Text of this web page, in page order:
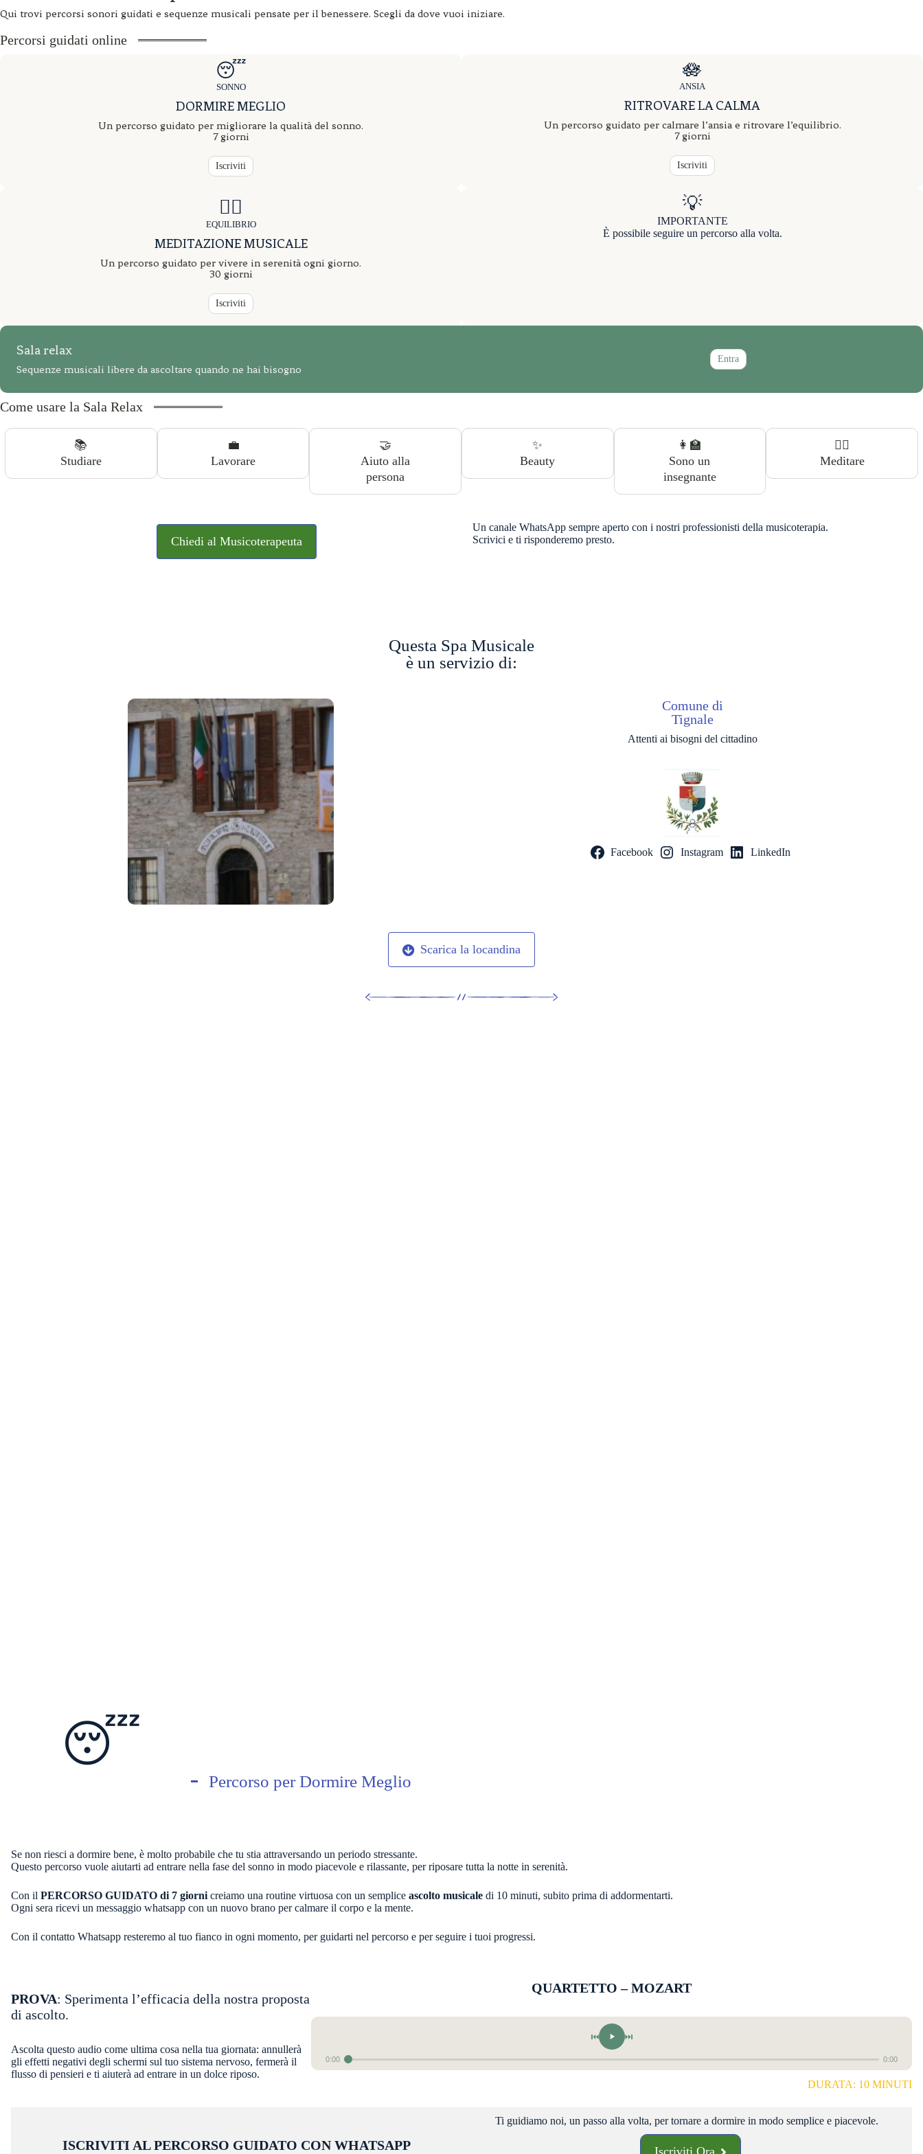
Qui trovi percorsi sonori guidati e sequenze musicali pensate per il benessere. Scegli da dove vuoi iniziare.
Percorsi guidati online
😴
SONNO
DORMIRE MEGLIO
Un percorso guidato per migliorare la qualità del sonno.
7 giorni
Iscriviti
🪷
ANSIA
RITROVARE LA CALMA
Un percorso guidato per calmare l’ansia e ritrovare l’equilibrio.
7 giorni
Iscriviti
🧘‍♀️
EQUILIBRIO
MEDITAZIONE MUSICALE
Un percorso guidato per vivere in serenità ogni giorno.
30 giorni
Iscriviti
💡
IMPORTANTE
È possibile seguire un percorso alla volta.
Sala relax
Sequenze musicali libere da ascoltare quando ne hai bisogno
Entra
Come usare la Sala Relax
📚
Studiare
💼
Lavorare
🤝
Aiuto alla
persona
✨
Beauty
👩‍🏫
Sono un
insegnante
🧘‍♀️
Meditare
Chiedi al Musicoterapeuta
Un canale WhatsApp sempre aperto con i nostri professionisti della musicoterapia.
Scrivici e ti risponderemo presto.
Questa Spa Musicale
è un servizio di:
Comune di
Tignale
Attenti ai bisogni del cittadino
Facebook Instagram LinkedIn
Scarica la locandina
😴
Percorso per Dormire Meglio
Se non riesci a dormire bene, è molto probabile che tu stia attraversando un periodo stressante.
Questo percorso vuole aiutarti ad entrare nella fase del sonno in modo piacevole e rilassante, per riposare tutta la notte in serenità.
Con il PERCORSO GUIDATO di 7 giorni creiamo una routine virtuosa con un semplice ascolto musicale di 10 minuti, subito prima di addormentarti.
Ogni sera ricevi un messaggio whatsapp con un nuovo brano per calmare il corpo e la mente.
Con il contatto Whatsapp resteremo al tuo fianco in ogni momento, per guidarti nel percorso e per seguire i tuoi progressi.
PROVA: Sperimenta l’efficacia della nostra proposta
di ascolto.
Ascolta questo audio come ultima cosa nella tua giornata: annullerà
gli effetti negativi degli schermi sul tuo sistema nervoso, fermerà il
flusso di pensieri e ti aiuterà ad entrare in un dolce riposo.
QUARTETTO – MOZART
⏮ ⏭
0:00 0:00
DURATA: 10 MINUTI
ISCRIVITI AL PERCORSO GUIDATO CON WHATSAPP
Ti guidiamo noi, un passo alla volta, per tornare a dormire in modo semplice e piacevole.